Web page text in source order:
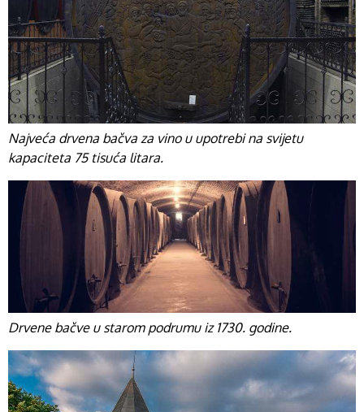
Najveća drvena bačva za vino u upotrebi na svijetu
kapaciteta 75 tisuća litara.
Drvene bačve u starom podrumu iz 1730. godine.